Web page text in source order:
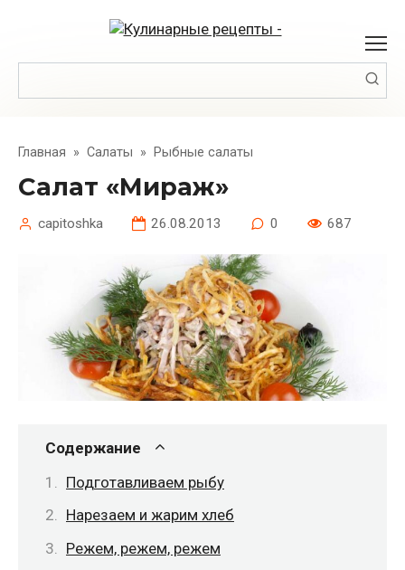
Главная » Салаты » Рыбные салаты
Салат «Мираж»
capitoshka 26.08.2013 0 687
Содержание
Подготавливаем рыбу
Нарезаем и жарим хлеб
Режем, режем, режем